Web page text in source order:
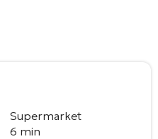
Supermarket
6 min